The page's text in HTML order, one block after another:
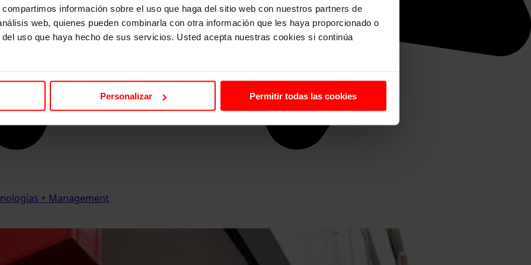
información sobre el uso que haga del sitio web con nuestros partners de
web, quienes pueden combinarla con otra información que les haya proporcionado o
uso que haya hecho de sus servicios. Usted acepta nuestras cookies si continúa
Personalizar Permitir todas las cookies
+ Management